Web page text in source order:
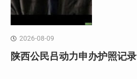
2026-08-09
陕西公民吕动力申办护照记录